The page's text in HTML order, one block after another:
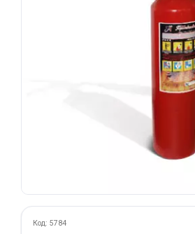
Код: 5784
Добавляйте товары
Оплачивайте сегодня только
Получайте товар